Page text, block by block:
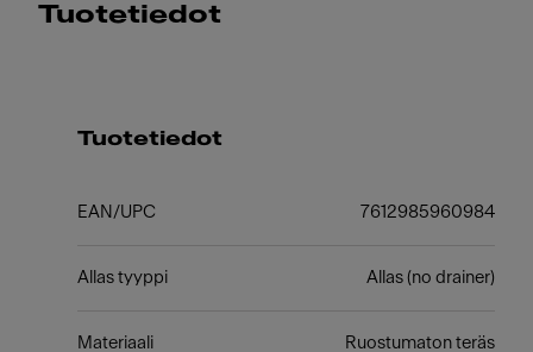
Tuotetiedot
Tuotetiedot
EAN/UPC 7612985960984
Allas tyyppi Allas (no drainer)
Materiaali Ruostumaton teräs